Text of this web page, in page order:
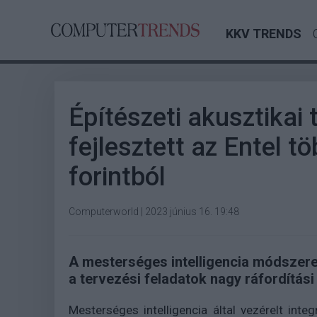
KKV TRENDS
Építészeti akusztikai
fejlesztett az Entel
forintból
Computerworld 2023 június 16. 19:48
A mesterséges intelligencia
a tervezési feladatok nagy
Mesterséges intelligencia által vezérelt